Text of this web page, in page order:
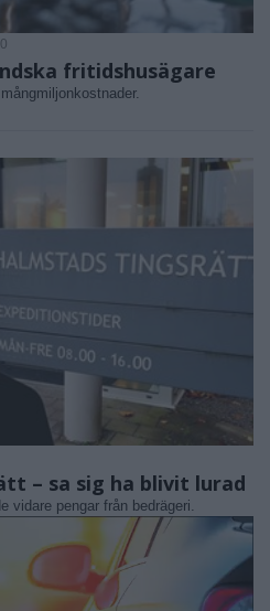
fritidshusägare
– sa sig ha blivit lurad
vidare pengar från bedrägeri.